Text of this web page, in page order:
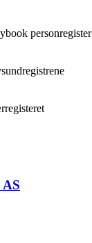
personregister